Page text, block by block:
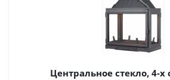
Центральное стекло, 4-х